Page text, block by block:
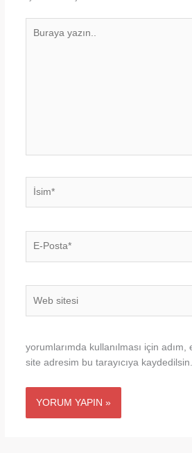
yazın..
sitesi
yorumlarımda kullanılması için
site adresim bu tarayıcıya kaydedilsin.